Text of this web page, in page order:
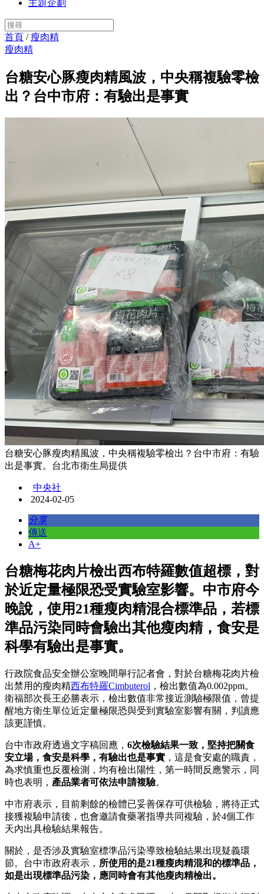
主題企劃
首頁 /瘦肉精
瘦肉精
台糖安心豚瘦肉精風波，中央稱複驗零檢
出？台中市府：有驗出是事實
台糖安心豚瘦肉精風波，中央稱複驗零檢出？台中市府：有驗
出是事實。台北市衛生局提供
中央社
2024-02-05
分享
傳送
A+
台糖梅花肉片檢出西布特羅數值超標，對
於近定量極限恐受實驗室影響。中市府今
晚說，使用21種瘦肉精混合標準品，若標
準品污染同時會驗出其他瘦肉精，食安是
科學有驗出是事實。
行政院食品安全辦公室晚間舉行記者會，對於台糖梅花肉片檢
出禁用的瘦肉精西布特羅Cimbuterol ，檢出數值為0.002ppm。
衛福部次長王必勝表示，檢出數值非常接近測驗極限值，曾提
醒地方衛生單位近定量極限恐與受到實驗室影響有關，判讀應
該更謹慎。
台中市政府透過文字稿回應， 6次檢驗結果一致，堅持把關食
安立場，食安是科學，有驗出也是事實 ，這是食安處的職責，
為求慎重也反覆檢測，均有檢出陽性，第一時間反應警示，同
時也表明， 產品業者可依法申請複驗。
中市府表示，目前剩餘的檢體已妥善保存可供檢驗，將待正式
接獲複驗申請後，也會邀請食藥署指導共同複驗，於4個工作
天內出具檢驗結果報告。
關於，是否涉及實驗室標準品污染導致檢驗結果出現疑義環
節。台中市政府表示， 所使用的是21種瘦肉精混和的標準品，
如是出現標準品污染，應同時會有其他瘦肉精檢出。